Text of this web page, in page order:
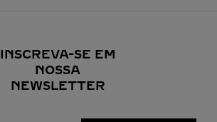
INSCREVA-SE EM
NOSSA
NEWSLETTER